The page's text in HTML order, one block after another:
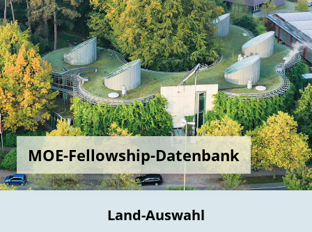
MOE-Fellowship-Datenbank
Land-Auswahl